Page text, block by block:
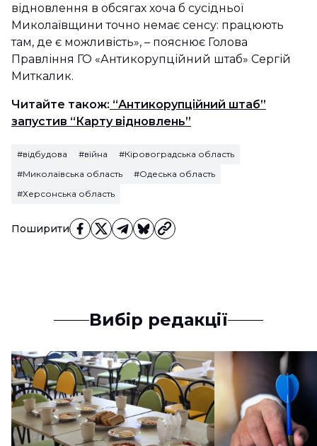
Поширити
відновлення в обсягах хоча б сусідньої
Миколаївщини точно немає сенсу: працюють
там, де є можливість», – пояснює Голова
Правління ГО «Антикорупційний штаб» Сергій
Миткалик.
Читайте також: “Антикорупційний штаб”
запустив “Карту відновлень”
#відбудова #війна
#Кіровоградська область
#Миколаївська область
#Одеська область
#Херсонська область
Вибір редакції